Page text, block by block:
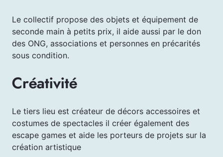
Le collectif propose des objets et équipement de
seconde main à petits prix, il aide aussi par le don
des ONG, associations et personnes en précarités
sous condition.
Créativité
Le tiers lieu est créateur de décors accessoires et
costumes de spectacles il créer également des
escape games et aide les porteurs de projets sur la
création artistique